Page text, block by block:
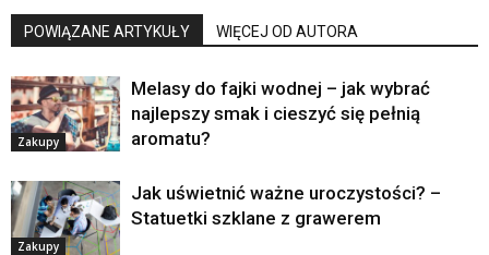
POWIĄZANE ARTYKUŁY WIĘCEJ OD AUTORA
Zakupy
Melasy do fajki wodnej – jak wybrać
najlepszy smak i cieszyć się pełnią
aromatu?
Zakupy
Jak uświetnić ważne uroczystości? –
Statuetki szklane z grawerem